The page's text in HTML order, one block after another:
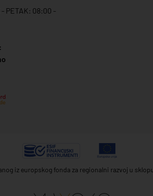
- PETAK: 08:00 -
iz europskog fonda za regionalni razvoj u